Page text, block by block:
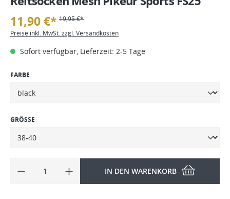
11,90 €* 19,95 €*
Preise inkl. MwSt. zzgl. Versandkosten
Sofort verfügbar, Lieferzeit: 2-5 Tage
FARBE
GRÖSSE
IN DEN WARENKORB